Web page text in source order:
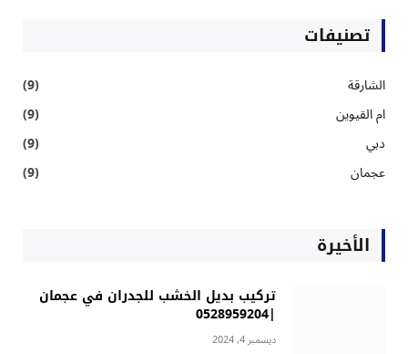
تصنيفات
الشارقة
(9)
ام القيوين
(9)
دبي
(9)
عجمان
(9)
الأخيرة
تركيب بديل الخشب للجدران في عجمان
|0528959204
ديسمبر 4, 2024